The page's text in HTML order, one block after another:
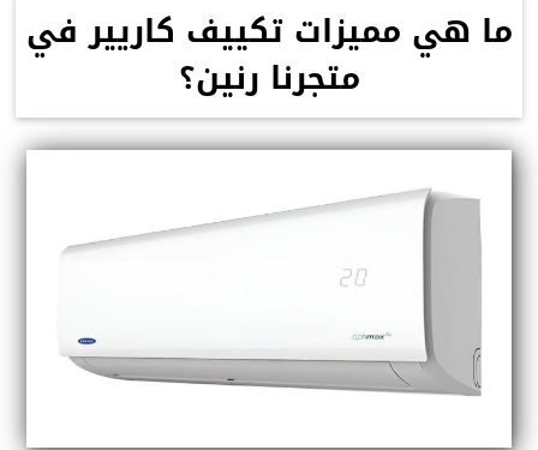
ما هي مميزات تكييف كاريير في
متجرنا رنين؟